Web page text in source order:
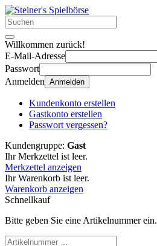
Willkommen zurück!
E-Mail-Adresse
Passwort
Anmelden Anmelden
Kundenkonto erstellen
Gastkonto erstellen
Passwort vergessen?
Kundengruppe: Gast
Ihr Merkzettel ist leer.
Merkzettel anzeigen
Ihr Warenkorb ist leer.
Warenkorb anzeigen
Schnellkauf
Bitte geben Sie eine Artikelnummer ein.